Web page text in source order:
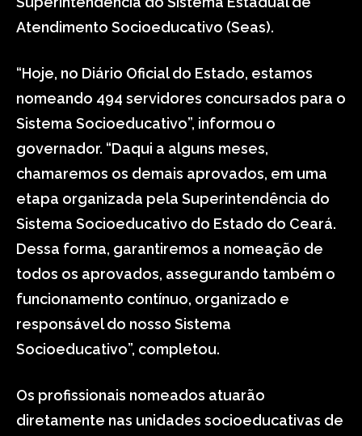
Atendimento Socioeducativo (Seas).
“Hoje, no Diário Oficial do Estado, estamos
nomeando 494 servidores concursados para o
Sistema Socioeducativo”, informou o
governador. “Daqui a alguns meses,
chamaremos os demais aprovados, em uma
etapa organizada pela Superintendência do
Sistema Socioeducativo do Estado do Ceará.
Dessa forma, garantiremos a nomeação de
todos os aprovados, assegurando também o
funcionamento contínuo, organizado e
responsável do nosso Sistema
Socioeducativo”, completou.
Os profissionais nomeados atuarão
diretamente nas unidades socioeducativas de